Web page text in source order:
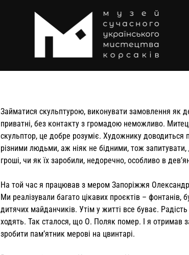
Займатися скульптурою, виконувати замовлення як
приватні, без контакту з громадою неможливо.
скульптор, це добре розуміє. Художнику доводиться
різними людьми, аж ніяк не бідними, тож
гроші, чи як їх заробили, недоречно, особливо в
На той час я працював з мером Запоріжжя
Ми реалізували багато цікавих проєктів – фонтанів,
дитячих майданчиків. Утім у житті все буває.
ходять. Так сталося, що О. Поляк помер. І я отримав
зробити пам’ятник мерові на цвинтарі.